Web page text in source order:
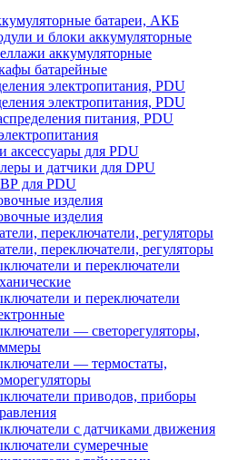
батареи, АКБ
и блоки аккумуляторные
аккумуляторные
батарейные
электропитания, PDU
электропитания, PDU
питания, PDU
аксессуары для PDU
и датчики для DPU
для PDU
изделия
изделия
переключатели, регуляторы
переключатели, регуляторы
и переключатели
и переключатели
— светорегуляторы,
— термостаты,
приводов, приборы
с датчиками движения
сумеречные